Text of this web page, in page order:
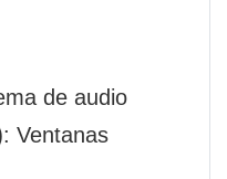
de audio
: Ventanas